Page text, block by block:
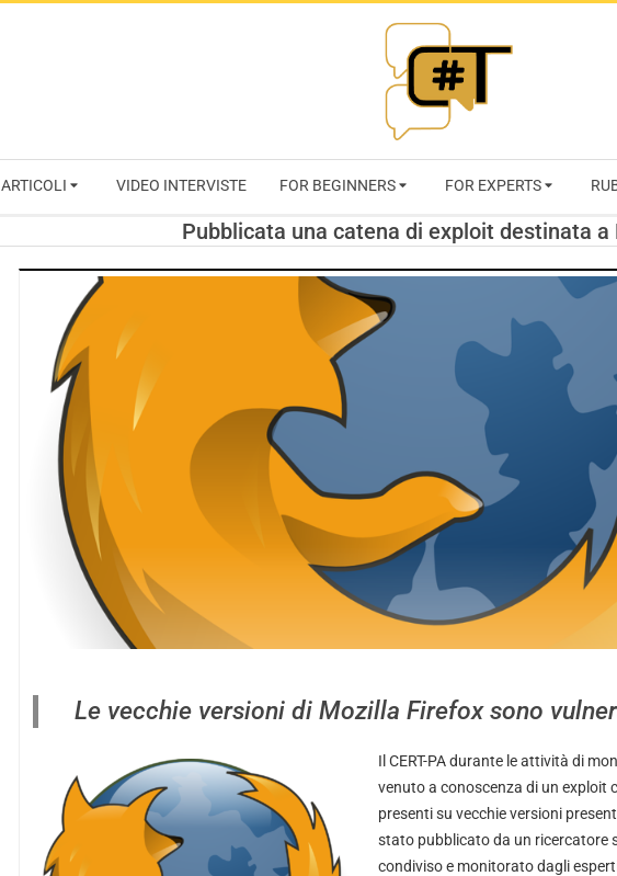
RIVISTA
TRENDS
ARTICOLI VIDEO INTERVISTE FOR BEGINNERS FOR EXPERTS
Pubblicata una catena di exploit destinata a
Le vecchie versioni di Mozilla Firefox sono
Il CERT-PA durante le attività di
venuto a conoscenza di un exploit
presenti su vecchie versioni
stato pubblicato da un ricercatore
condiviso e monitorato dagli